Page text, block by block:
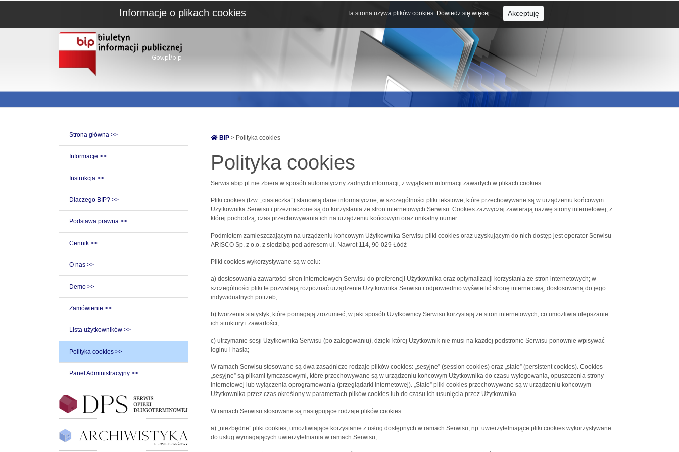
Strona główna >>
Informacje >>
Instrukcja >>
Dlaczego BIP? >>
Podstawa prawna >>
Cennik >>
O nas >>
Demo >>
Zamówienie >>
Lista użytkowników >>
Polityka cookies >>
Panel Administracyjny >>
BIP > Polityka cookies
Polityka cookies
Serwis abip.pl nie zbiera w sposób automatyczny żadnych informacji, z wyjątkiem informacji zawartych w plikach cookies.
Pliki cookies (tzw. „ciasteczka”) stanowią dane informatyczne, w szczególności pliki tekstowe, które przechowywane są w urządzeniu końcowym
Użytkownika Serwisu i przeznaczone są do korzystania ze stron internetowych Serwisu. Cookies zazwyczaj zawierają nazwę strony internetowej, z
której pochodzą, czas przechowywania ich na urządzeniu końcowym oraz unikalny numer.
Podmiotem zamieszczającym na urządzeniu końcowym Użytkownika Serwisu pliki cookies oraz uzyskującym do nich dostęp jest operator Serwisu
ARISCO Sp. z o.o. z siedzibą pod adresem ul. Nawrot 114, 90-029 Łódź
Pliki cookies wykorzystywane są w celu:
a) dostosowania zawartości stron internetowych Serwisu do preferencji Użytkownika oraz optymalizacji korzystania ze stron internetowych; w
szczególności pliki te pozwalają rozpoznać urządzenie Użytkownika Serwisu i odpowiednio wyświetlić stronę internetową, dostosowaną do jego
indywidualnych potrzeb;
b) tworzenia statystyk, które pomagają zrozumieć, w jaki sposób Użytkownicy Serwisu korzystają ze stron internetowych, co umożliwia ulepszanie
ich struktury i zawartości;
c) utrzymanie sesji Użytkownika Serwisu (po zalogowaniu), dzięki której Użytkownik nie musi na każdej podstronie Serwisu ponownie wpisywać
loginu i hasła;
W ramach Serwisu stosowane są dwa zasadnicze rodzaje plików cookies: „sesyjne” (session cookies) oraz „stałe” (persistent cookies). Cookies
„sesyjne” są plikami tymczasowymi, które przechowywane są w urządzeniu końcowym Użytkownika do czasu wylogowania, opuszczenia strony
internetowej lub wyłączenia oprogramowania (przeglądarki internetowej). „Stałe” pliki cookies przechowywane są w urządzeniu końcowym
Użytkownika przez czas określony w parametrach plików cookies lub do czasu ich usunięcia przez Użytkownika.
W ramach Serwisu stosowane są następujące rodzaje plików cookies:
a) „niezbędne” pliki cookies, umożliwiające korzystanie z usług dostępnych w ramach Serwisu, np. uwierzytelniające pliki cookies wykorzystywane
do usług wymagających uwierzytelniania w ramach Serwisu;
Informacje o plikach cookies Ta strona używa plików cookies. Dowiedz się więcej... Akceptuję